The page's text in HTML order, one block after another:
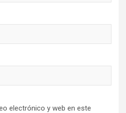
electrónico y web en este